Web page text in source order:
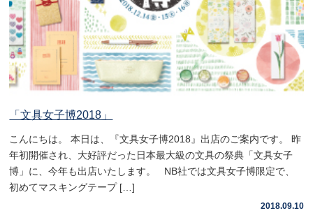
「文具女子博2018」
こんにちは。 本日は、『文具女子博2018』出店のご案内です。 昨
年初開催され、大好評だった日本最大級の文具の祭典「文具女子
博」に、今年も出店いたします。 NB社では文具女子博限定で、
初めてマスキングテープ […]
2018.09.10